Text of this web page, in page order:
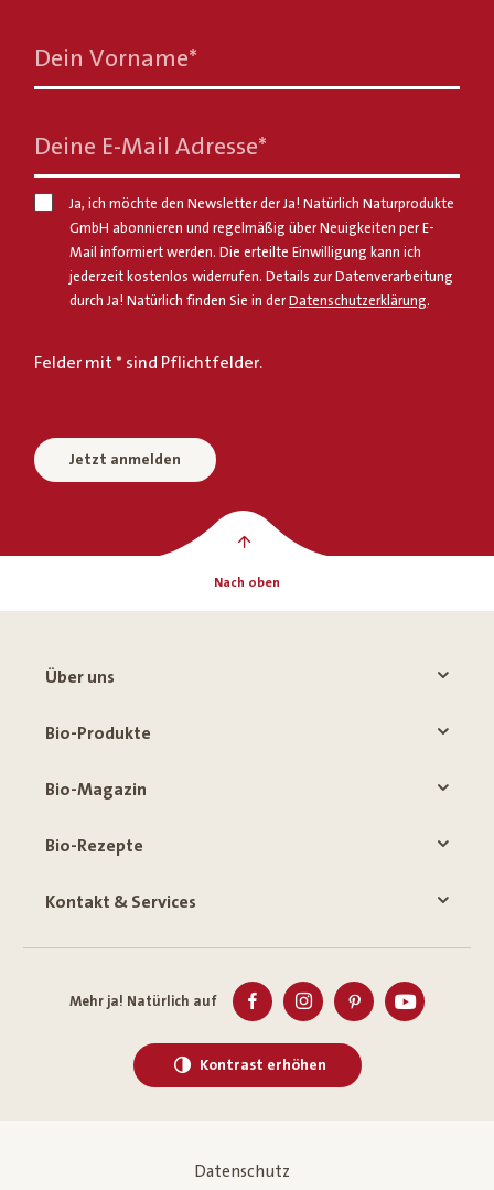
Dein Vorname*
Deine E-Mail Adresse*
Ja, ich möchte den Newsletter der Ja! Natürlich Naturprodukte
GmbH abonnieren und regelmäßig über Neuigkeiten per E-
Mail informiert werden. Die erteilte Einwilligung kann ich
jederzeit kostenlos widerrufen. Details zur Datenverarbeitung
durch Ja! Natürlich finden Sie in der Datenschutzerklärung.
Felder mit * sind Pflichtfelder.
Jetzt anmelden
Nach oben
Über uns
Bio-Produkte
Bio-Magazin
Bio-Rezepte
Kontakt & Services
Mehr ja! Natürlich auf
Kontrast erhöhen
Datenschutz